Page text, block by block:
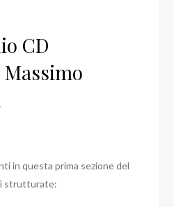
CD
in questa prima sezione del
strutturate: